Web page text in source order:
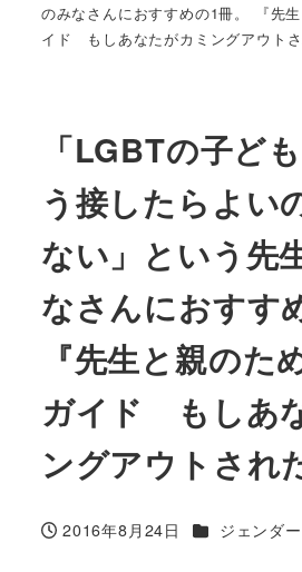
のみなさんにおすすめの1冊。 『先
イド もしあなたがカミングアウトさ
「LGBTの子ど
う接したらよい
ない」という先
なさんにおすす
『先生と親のた
ガイド もしあ
ングアウトされ
投稿日
2016年8月24日 カテゴリー
ジェンダー